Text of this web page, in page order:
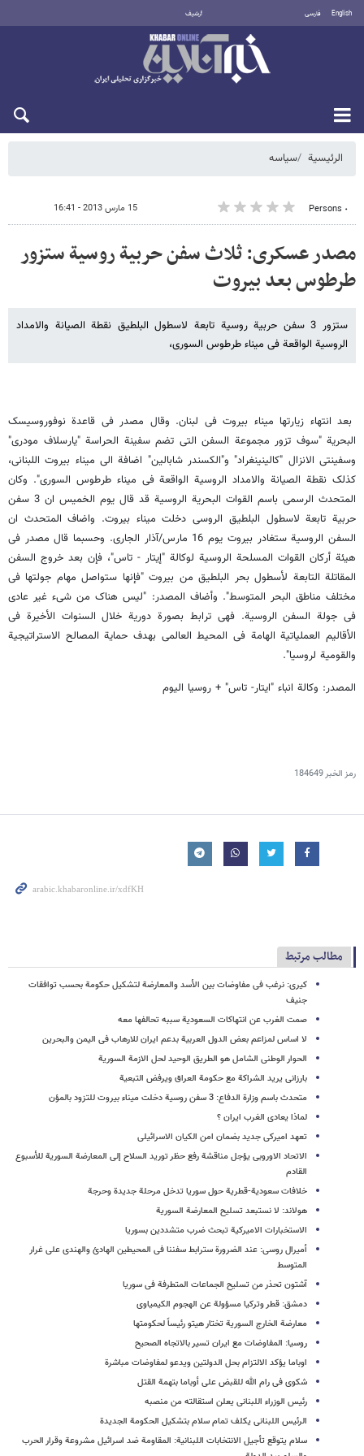
English فارسی أرشيف
الرئيسية سیاسه
٠ Persons 15 مارس 2013 - 16:41
مصدر عسکری: ثلاث سفن حربیة روسیة ستزور
طرطوس بعد بیروت
ستزور 3 سفن حربیة روسیة تابعة لاسطول البلطیق نقطة الصیانة والامداد
الروسیة الواقعة فی میناء طرطوس السوری،
بعد انتهاء زیارتها میناء بیروت فی لبنان. وقال مصدر فی قاعدة نوفوروسیسک
البحریة "سوف تزور مجموعة السفن التی تضم سفینة الحراسة "یارسلاف مودری"
وسفینتی الانزال "کالینینغراد" و"الکسندر شابالین" اضافة الى میناء بیروت اللبنانی،
کذلک نقطة الصیانة والامداد الروسیة الواقعة فی میناء طرطوس السوری". وکان
المتحدث الرسمی باسم القوات البحریة الروسیة قد قال یوم الخمیس ان 3 سفن
حربیة تابعة لاسطول البلطیق الروسی دخلت میناء بیروت. واضاف المتحدث ان
السفن الروسیة ستغادر بیروت یوم 16 مارس/آذار الجاری. وحسبما قال مصدر فی
هیئة أرکان القوات المسلحة الروسیة لوکالة "إیتار - تاس"، فإن بعد خروج السفن
المقاتلة التابعة لأسطول بحر البلطیق من بیروت "فإنها ستواصل مهام جولتها فی
مختلف مناطق البحر المتوسط". وأضاف المصدر: "لیس هناک من شیء غیر عادی
فی جولة السفن الروسیة. فهی ترابط بصورة دوریة خلال السنوات الأخیرة فی
الأقالیم العملیاتیة الهامة فی المحیط العالمی بهدف حمایة المصالح الاستراتیجیة
والقومیة لروسیا".
المصدر: وکالة انباء "ایتار- تاس" + روسیا الیوم
رمز الخبر184649
مطالب مرتبط
کیری: نرغب فی مفاوضات بین الأسد والمعارضة لتشکیل حکومة بحسب توافقات
جنیف
صمت الغرب عن انتهاکات السعودیة سببه تحالفها معه
لا اساس لمزاعم بعض الدول العربیة بدعم ایران للارهاب فی الیمن والبحرین
الحوار الوطنی الشامل هو الطریق الوحید لحل الازمة السوریة
بارزانی یرید الشراکة مع حکومة العراق ویرفض التبعیة
متحدث باسم وزارة الدفاع: 3 سفن روسیة دخلت میناء بیروت للتزود بالمؤن
لماذا یعادی الغرب ایران ؟
تعهد امیرکی جدید بضمان امن الکیان الاسرائیلی
الاتحاد الاوروبی یؤجل مناقشة رفع حظر تورید السلاح إلى المعارضة السوریة للأسبوع
القادم
خلافات سعودیة-قطریة حول سوریا تدخل مرحلة جدیدة وحرجة
هولاند: لا نستبعد تسلیح المعارضة السوریة
الاستخبارات الامیرکیة تبحث ضرب متشددین بسوریا
أمیرال روسی: عند الضرورة سترابط سفننا فی المحیطین الهادئ والهندی على غرار
المتوسط
آشتون تحذر من تسلیح الجماعات المتطرفة فی سوریا
دمشق: قطر وترکیا مسؤولة عن الهجوم الکیمیاوی
معارضة الخارج السوریة تختار هیتو رئیساً لحکومتها
روسیا: المفاوضات مع ایران تسیر بالاتجاه الصحیح
اوباما یؤکد الالتزام بحل الدولتین ویدعو لمفاوضات مباشرة
شکوى فی رام الله للقبض على أوباما بتهمة القتل
رئیس الوزراء اللبنانی یعلن استقالته من منصبه
الرئیس اللبنانی یکلف تمام سلام بتشکیل الحکومة الجدیدة
سلام یتوقع تأجیل الانتخابات اللبنانیة: المقاومة ضد اسرائیل مشروعة وقرار الحرب